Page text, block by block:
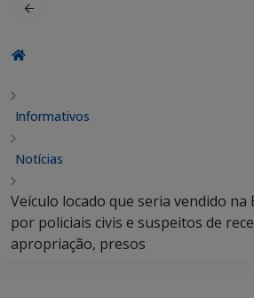
Informativos
Notícias
Veículo locado que seria vendido
por policiais civis e suspeitos de
apropriação, presos